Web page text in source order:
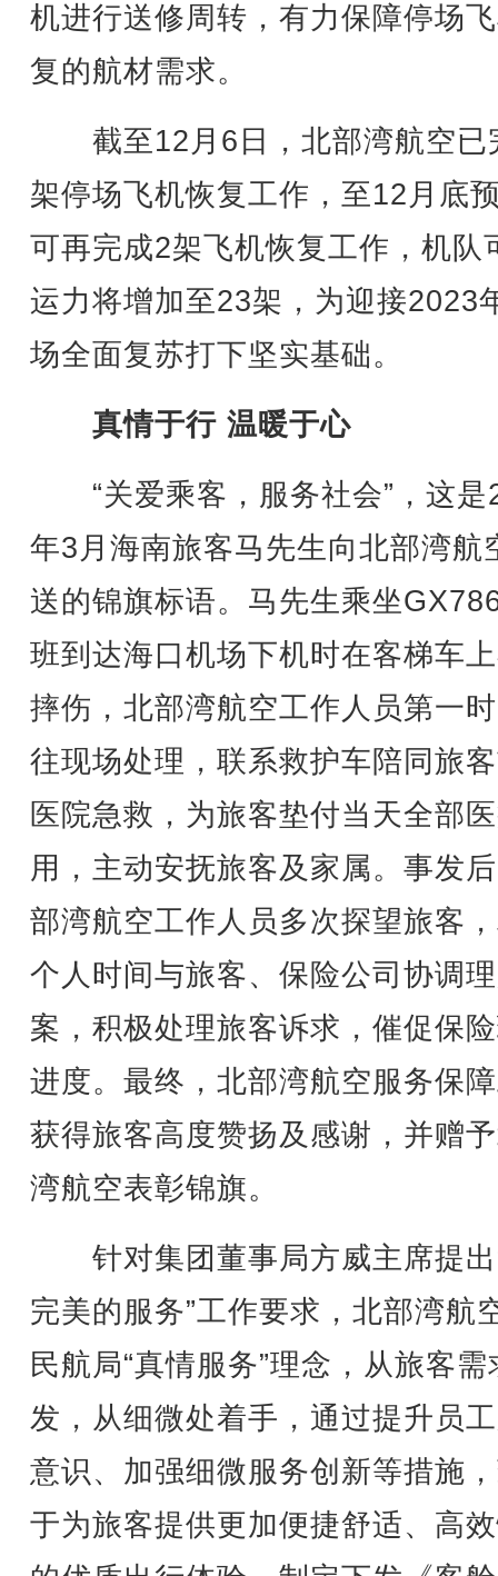
机进行送修周转，有力保障停场
复的航材需求。
截至12月6日，北部湾航空已
架停场飞机恢复工作，至12月底
可再完成2架飞机恢复工作，机队
运力将增加至23架，为迎接2023
场全面复苏打下坚实基础。
真情于行 温暖于心
“关爱乘客，服务社会”，这是
年3月海南旅客马先生向北部湾航
送的锦旗标语。马先生乘坐
班到达海口机场下机时在客梯车
摔伤，北部湾航空工作人员第一
往现场处理，联系救护车陪同旅
医院急救，为旅客垫付当天全部
用，主动安抚旅客及家属。事发
部湾航空工作人员多次探望旅客
个人时间与旅客、保险公司协调
案，积极处理旅客诉求，催促保
进度。最终，北部湾航空服务保
获得旅客高度赞扬及感谢，并赠
湾航空表彰锦旗。
针对集团董事局方威主席提出
完美的服务”工作要求，北部湾航
民航局“真情服务”理念，从旅客需
发，从细微处着手，通过提升员
意识、加强细微服务创新等措施
于为旅客提供更加便捷舒适、高